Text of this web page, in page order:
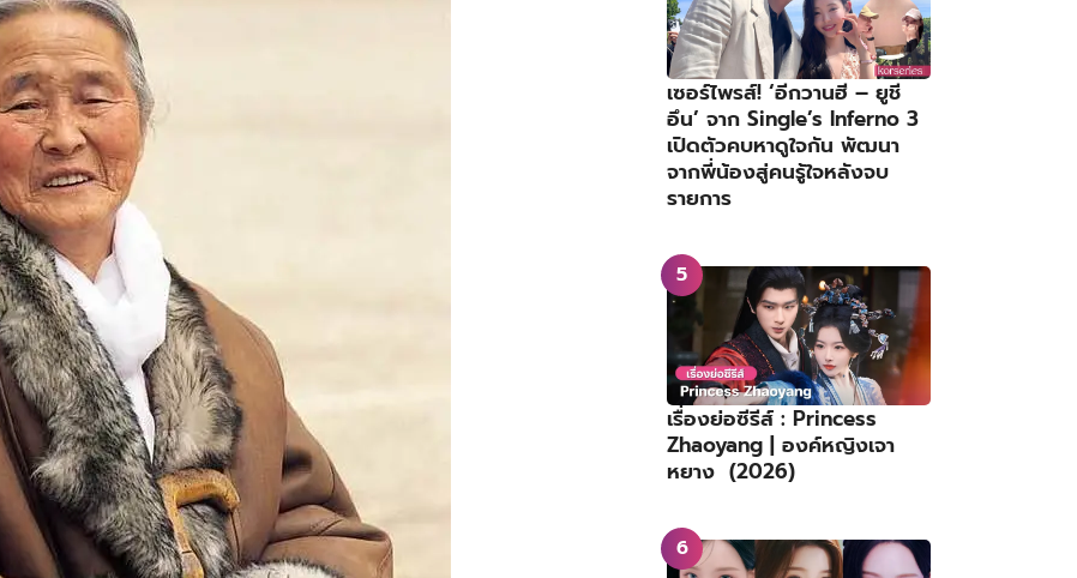
เซอร์ไพรส์! ‘อีกวานฮี – ยูชี
อึน’ จาก Single’s Inferno 3
เปิดตัวคบหาดูใจกัน พัฒนา
จากพี่น้องสู่คนรู้ใจหลังจบ
รายการ
เรื่องย่อซีรีส์ : Princess
Zhaoyang | องค์หญิงเจา
หยาง (2026)